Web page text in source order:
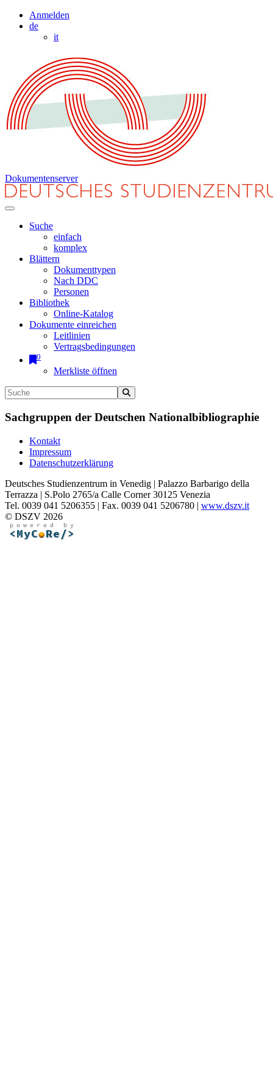
Anmelden
de
it
Dokumentenserver
Suche
einfach
komplex
Blättern
Dokumenttypen
Nach DDC
Personen
Bibliothek
Online-Katalog
Dokumente einreichen
Leitlinien
Vertragsbedingungen
0
Merkliste öffnen
Sachgruppen der Deutschen Nationalbibliographie
Kontakt
Impressum
Datenschutzerklärung
Deutsches Studienzentrum in Venedig | Palazzo Barbarigo della
Terrazza | S.Polo 2765/a Calle Corner 30125 Venezia
Tel. 0039 041 5206355 | Fax. 0039 041 5206780 | www.dszv.it
© DSZV 2026